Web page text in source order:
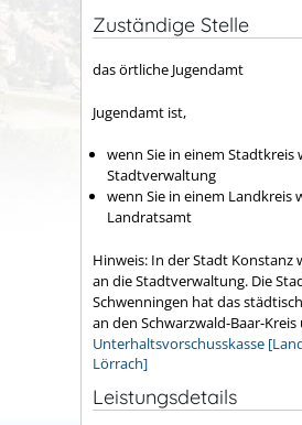
Zuständige Stelle
das örtliche Jugendamt
Jugendamt ist,
wenn Sie in einem Stadtkreis
Stadtverwaltung
wenn Sie in einem Landkreis
Landratsamt
Hinweis: In der Stadt Konstanz
an die Stadtverwaltung. Die
Schwenningen hat das
an den Schwarzwald-Baar-
Unterhaltsvorschusskasse
Lörrach]
Leistungsdetails